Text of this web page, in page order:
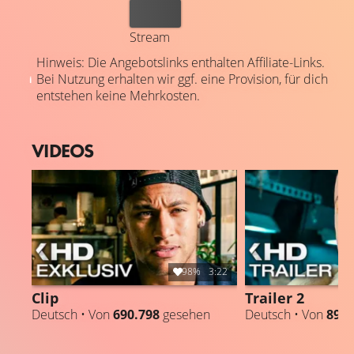
Stream
Hinweis: Die Angebotslinks enthalten Affiliate-Links.
Bei Nutzung erhalten wir ggf. eine Provision, für dich
entstehen keine Mehrkosten.
VIDEOS
98% 3:22
Clip
Deutsch • Von690.798 gesehen
Trailer 2
Deutsch • Von